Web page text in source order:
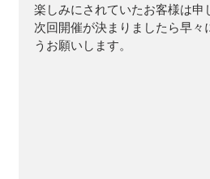
楽しみにされていたお客様は申
次回開催が決まりましたら早
うお願いします。